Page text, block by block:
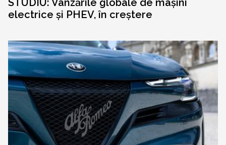
STUDIU: Vânzările globale de mașini
electrice și PHEV, în creștere